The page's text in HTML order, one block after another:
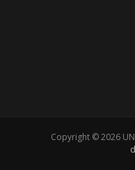
Copyright © 2026